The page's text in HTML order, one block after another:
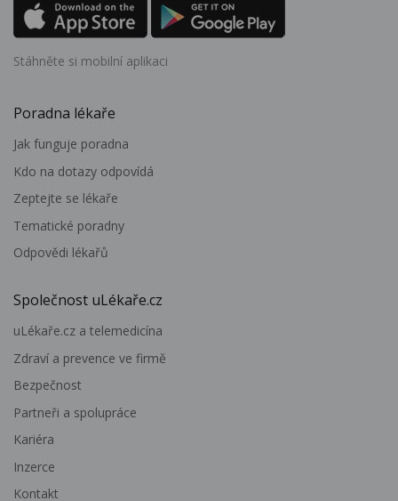
Stáhněte si mobilní aplikaci
Poradna lékaře
Jak funguje poradna
Kdo na dotazy odpovídá
Zeptejte se lékaře
Tematické poradny
Odpovědi lékařů
Společnost uLékaře.cz
uLékaře.cz a telemedicína
Zdraví a prevence ve firmě
Bezpečnost
Partneři a spolupráce
Kariéra
Inzerce
Kontakt